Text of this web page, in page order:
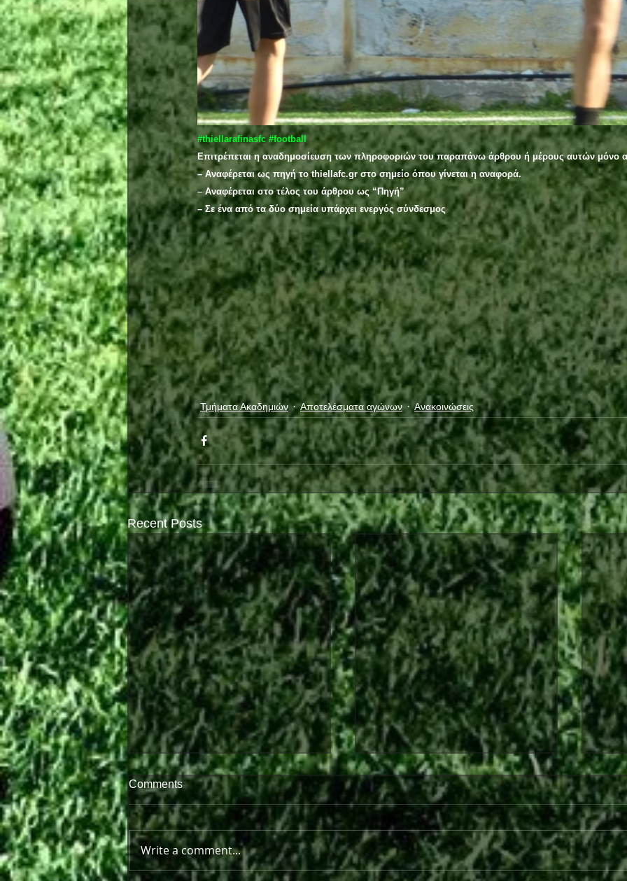
#thiellarafinasfc #football
Επιτρέπεται η αναδημοσίευση των πληροφοριών του παραπάνω άρθρου ή μέρους αυτών μόνο
– Αναφέρεται ως πηγή το thiellafc.gr στο σημείο όπου γίνεται η αναφορά.
– Αναφέρεται στο τέλος του άρθρου ως “Πηγή”
– Σε ένα από τα δύο σημεία υπάρχει ενεργός σύνδεσμος
Τμήματα Ακαδημιών Αποτελέσματα αγώνων Ανακοινώσεις
Recent Posts
Comments
Write a comment...